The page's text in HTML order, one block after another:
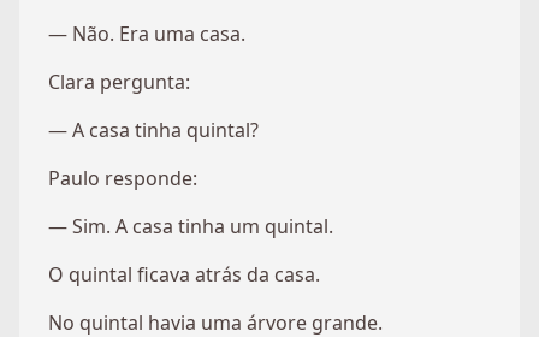
— Não. Era uma casa.
Clara pergunta:
— A casa tinha quintal?
Paulo responde:
— Sim. A casa tinha um quintal.
O quintal ficava atrás da casa.
No quintal havia uma árvore grande.